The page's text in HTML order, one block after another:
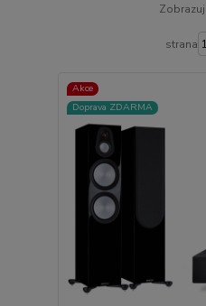
strana
Akce
Doprava ZDARMA